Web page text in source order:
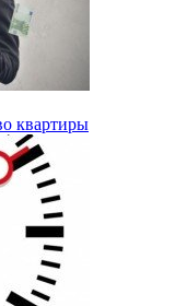
квартиры